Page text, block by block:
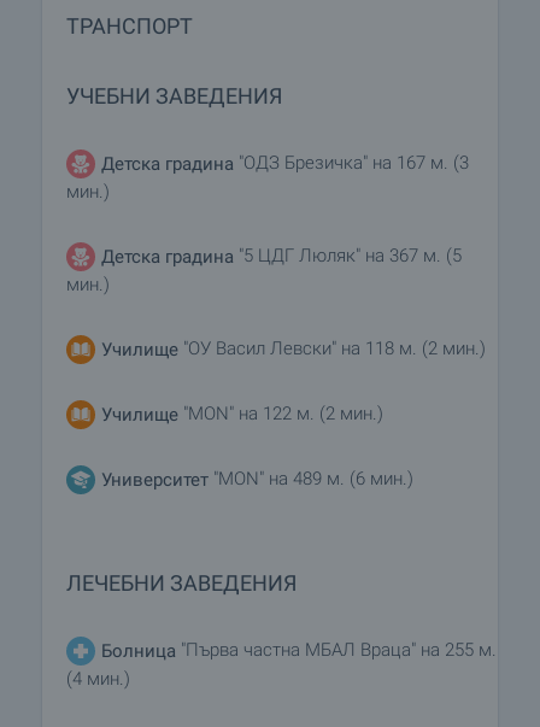
ТРАНСПОРТ
УЧЕБНИ ЗАВЕДЕНИЯ
Детска градина "ОДЗ Брезичка" на 167 м. (3
мин.)
Детска градина "5 ЦДГ Люляк" на 367 м. (5
мин.)
Училище "ОУ Васил Левски" на 118 м. (2 мин.)
Училище "MON" на 122 м. (2 мин.)
Университет "MON" на 489 м. (6 мин.)
ЛЕЧЕБНИ ЗАВЕДЕНИЯ
Болница "Първа частна МБАЛ Враца" на 255 м.
(4 мин.)